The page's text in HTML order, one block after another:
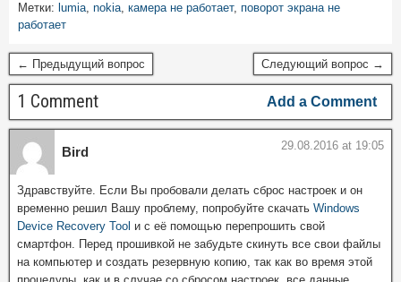
Метки: lumia, nokia, камера не работает, поворот экрана не
работает
← Предыдущий вопрос Следующий вопрос →
1 Comment Add a Comment
Bird 29.08.2016 at 19:05
Здравствуйте. Если Вы пробовали делать сброс настроек и он
временно решил Вашу проблему, попробуйте скачать Windows
Device Recovery Tool и с её помощью перепрошить свой
смартфон. Перед прошивкой не забудьте скинуть все свои файлы
на компьютер и создать резервную копию, так как во время этой